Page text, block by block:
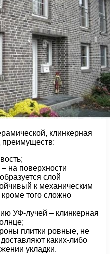
клинкерная
преимуществ:
на поверхности
слой
к механическим
того сложно
УФ-лучей – клинкерная
плитки ровные, не
каких-либо
укладки.